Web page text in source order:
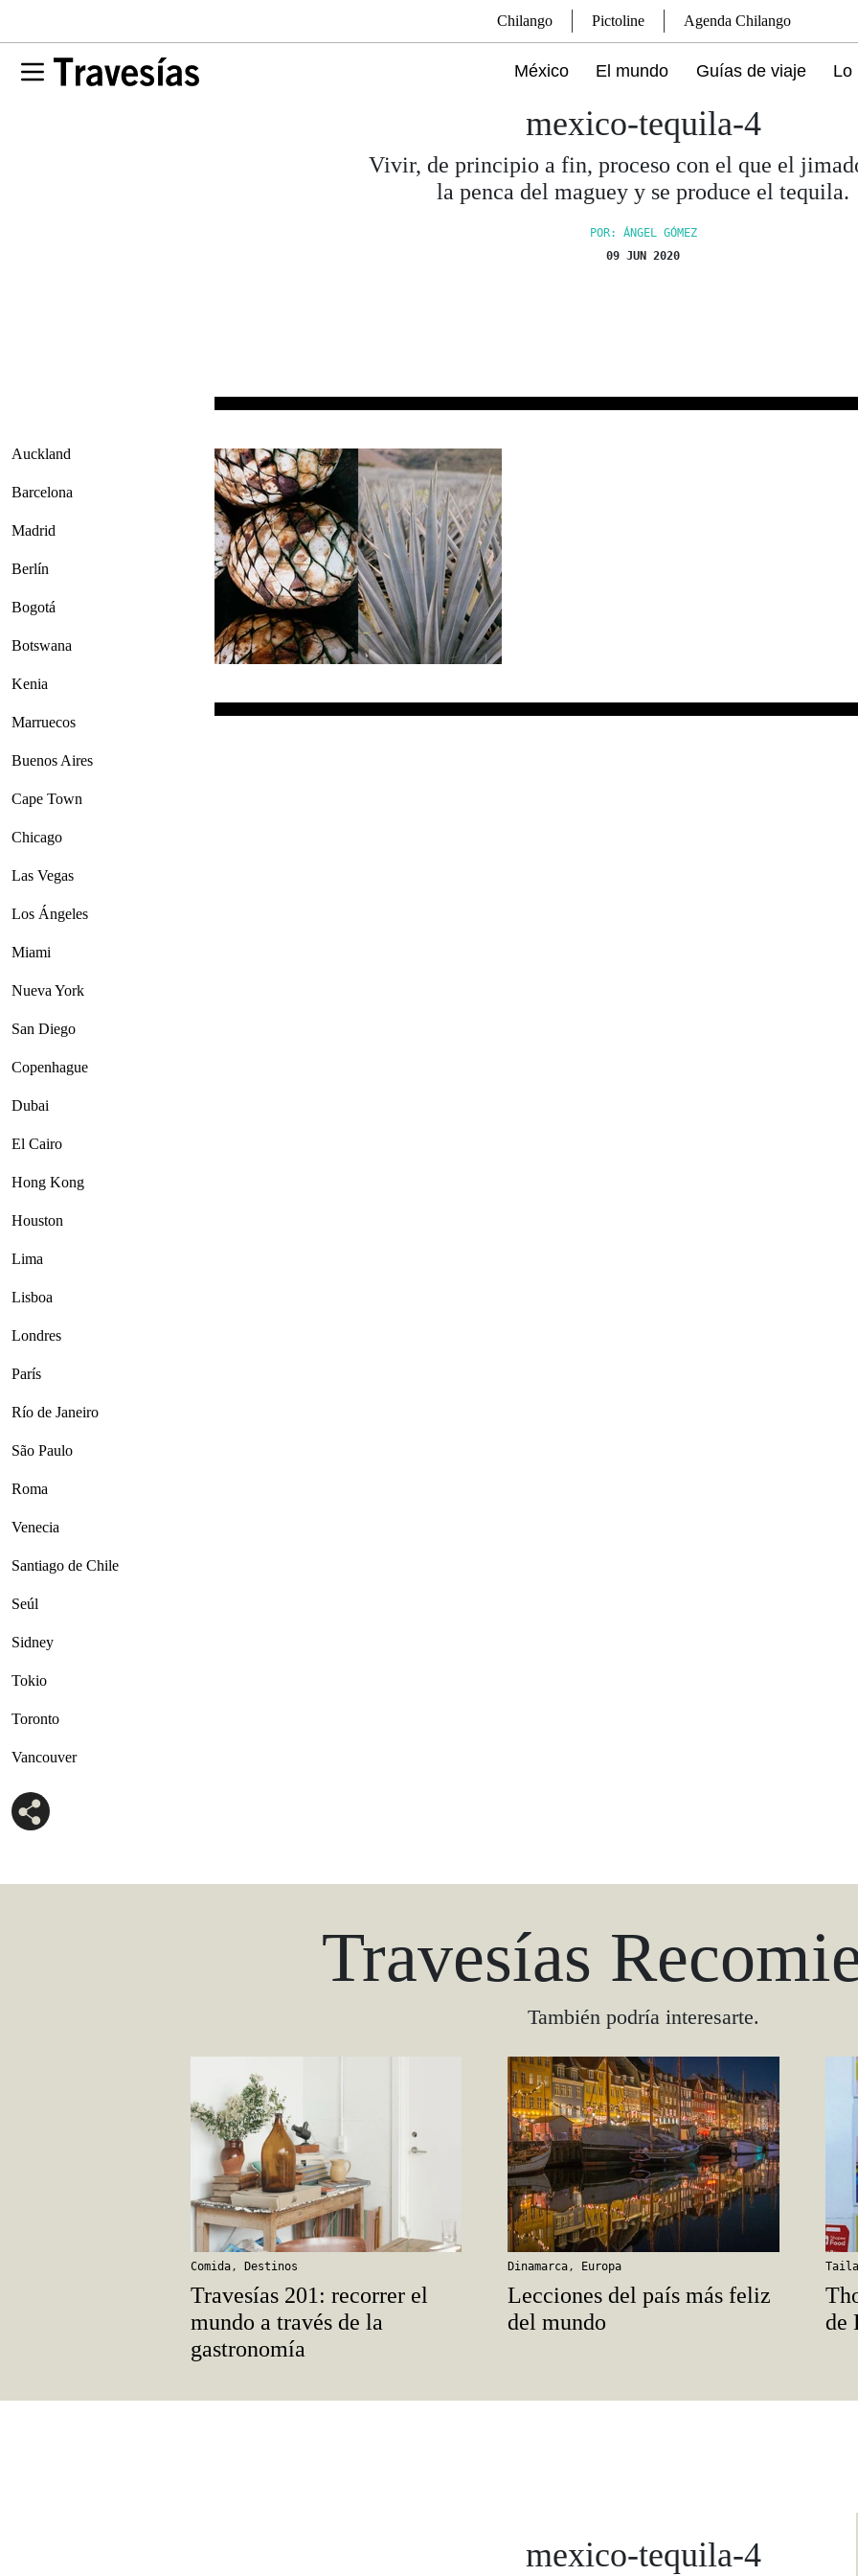
Chilango Pictoline Agenda Chilango
México El mundo Guías de viaje Lo
mexico-tequila-4
Vivir, de principio a fin, proceso con el que el
la penca del maguey y se produce el tequila.
POR: ÁNGEL GÓMEZ
09 JUN 2020
Auckland
Barcelona
Madrid
Berlín
Bogotá
Botswana
Kenia
Marruecos
Buenos Aires
Cape Town
Chicago
Las Vegas
Los Ángeles
Miami
Nueva York
San Diego
Copenhague
Dubai
El Cairo
Hong Kong
Houston
Lima
Lisboa
Londres
París
Río de Janeiro
São Paulo
Roma
Venecia
Santiago de Chile
Seúl
Sidney
Tokio
Toronto
Vancouver
Travesías
También podría interesarte.
Comida, Destinos
Travesías 201: recorrer el
mundo a través de la
gastronomía
Dinamarca, Europa
Lecciones del país más feliz
del mundo
de
mexico-tequila-4